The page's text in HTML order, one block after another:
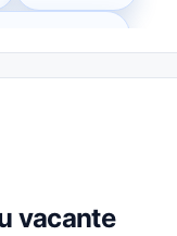
vacante